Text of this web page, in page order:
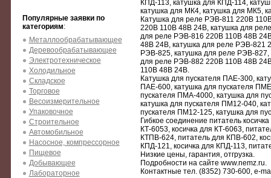
Популярные заявки по
категориям:
Металлообрабатывающее
Деревообрабатывающее
Электротехническое
Холодильное
Складское
Торговое
Весоизмерительное
Упаковочное
Строительное
Автомобильное
Насосное, компрессорное
Пищевое
Добывающее
Лабораторное
КПД-113, катушка для КПД-114,
катушка для МК4, катушка для МК5,
Катушка для реле РЭВ-811 220В
220В 110В 48В 24В, катушка для
для реле РЭВ-816 220В 110В 48В
48В 24В, катушка для реле РЭВ-821
РЭВ-825, катушка для реле РЭВ-
для реле РЭВ-882 220В 110В 48В
110В 48В 24В.
Катушка для пускателя ПАЕ-300,
ПАЕ-600, катушка для пускателя
пускателя ПМА-4000, катушка для
катушка для пускателя ПМ12-040,
пускателя ПМ12-125, катушка для
Гибкое соединение питатель
КТ-6053, косичка для КТ-6063,
КТПВ-624, питатель для КПВ-602,
КПД-121, косичка для КПД-113,
Низкие цены, гарантия, отгрузка.
Подробности на сайте www.nemz.ru.
Контактные тел. (8352) 730-600, e-